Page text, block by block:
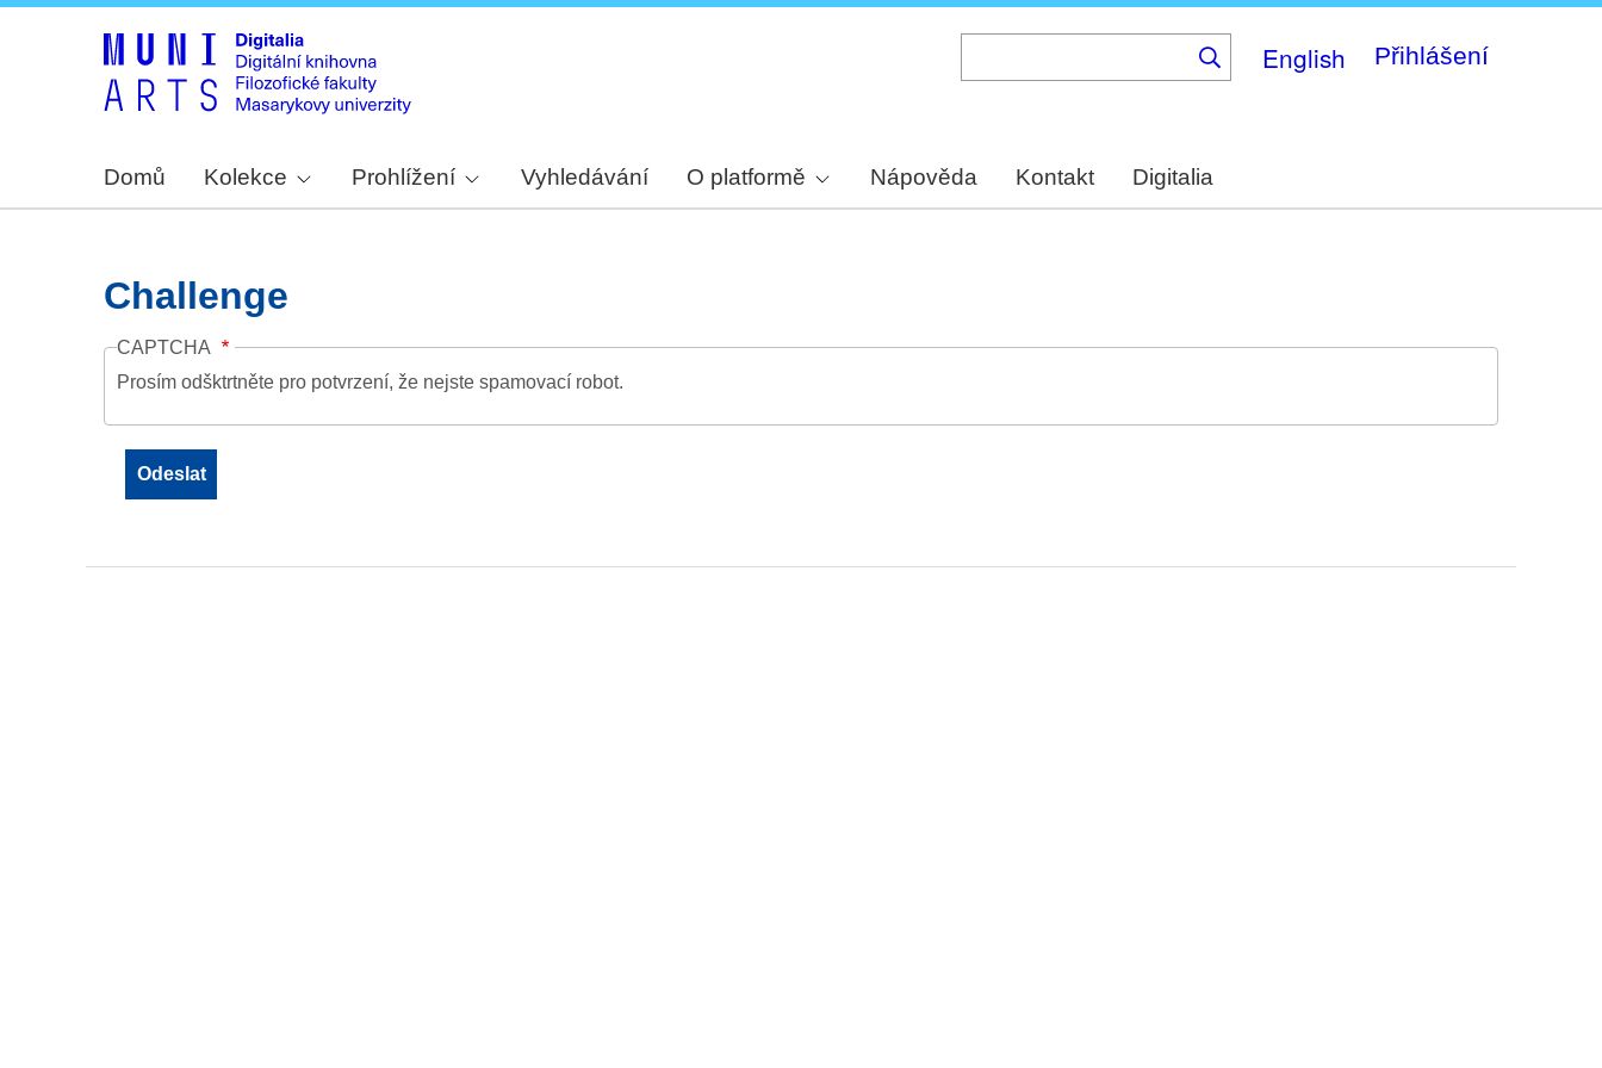
English Přihlášení
Domů Kolekce Prohlížení Vyhledávání O platformě Nápověda Kontakt Digitalia
Challenge
CAPTCHA
Prosím odšktrtněte pro potvrzení, že nejste spamovací robot.